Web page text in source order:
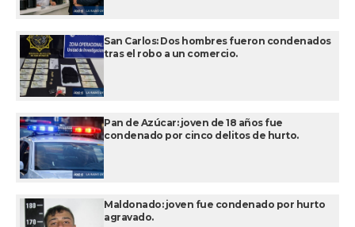
San Carlos: Dos hombres fueron condenados
tras el robo a un comercio.
Pan de Azúcar: joven de 18 años fue
condenado por cinco delitos de hurto.
Maldonado: joven fue condenado por hurto
agravado.